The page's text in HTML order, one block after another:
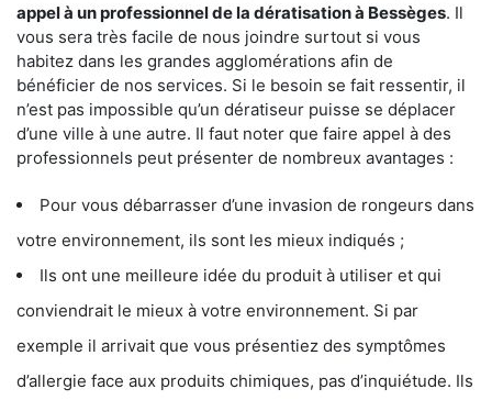
appel à un professionnel de la dératisation à Bessèges. Il
vous sera très facile de nous joindre surtout si vous
habitez dans les grandes agglomérations afin de
bénéficier de nos services. Si le besoin se fait ressentir, il
n’est pas impossible qu’un dératiseur puisse se déplacer
d’une ville à une autre. Il faut noter que faire appel à des
professionnels peut présenter de nombreux avantages :
Pour vous débarrasser d’une invasion de rongeurs dans
votre environnement, ils sont les mieux indiqués ;
Ils ont une meilleure idée du produit à utiliser et qui
conviendrait le mieux à votre environnement. Si par
exemple il arrivait que vous présentiez des symptômes
d’allergie face aux produits chimiques, pas d’inquiétude. Ils